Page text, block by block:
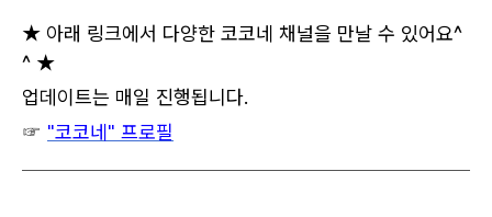
★ 아래 링크에서 다양한 코코네 채널을 만날 수 있어요^
^ ★
업데이트는 매일 진행됩니다.
☞ "코코네" 프로필